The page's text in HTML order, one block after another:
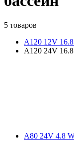
5 товаров
A120 12V
A120 24V
A80 24V 4.8